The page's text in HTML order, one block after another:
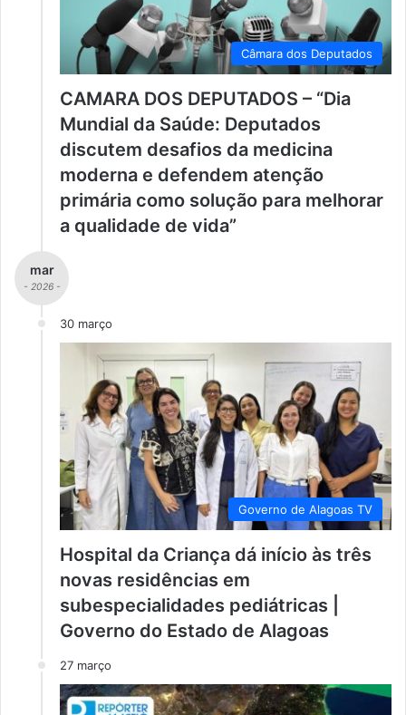
Câmara dos Deputados
CAMARA DOS DEPUTADOS – “Dia
Mundial da Saúde: Deputados
discutem desafios da medicina
moderna e defendem atenção
primária como solução para melhorar
a qualidade de vida”
mar
- 2026 -
30 março
Governo de Alagoas TV
Hospital da Criança dá início às três
novas residências em
subespecialidades pediátricas |
Governo do Estado de Alagoas
27 março